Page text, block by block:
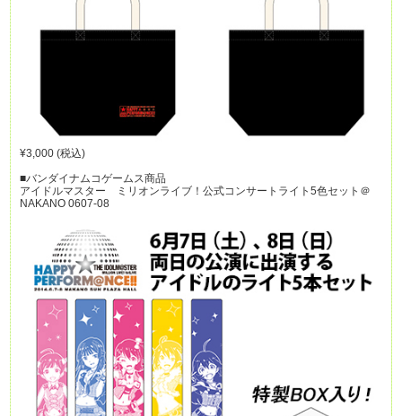
¥3,000 (税込)
■バンダイナムコゲームス商品
アイドルマスター ミリオンライブ！公式コンサートライト5色セット＠
NAKANO 0607-08